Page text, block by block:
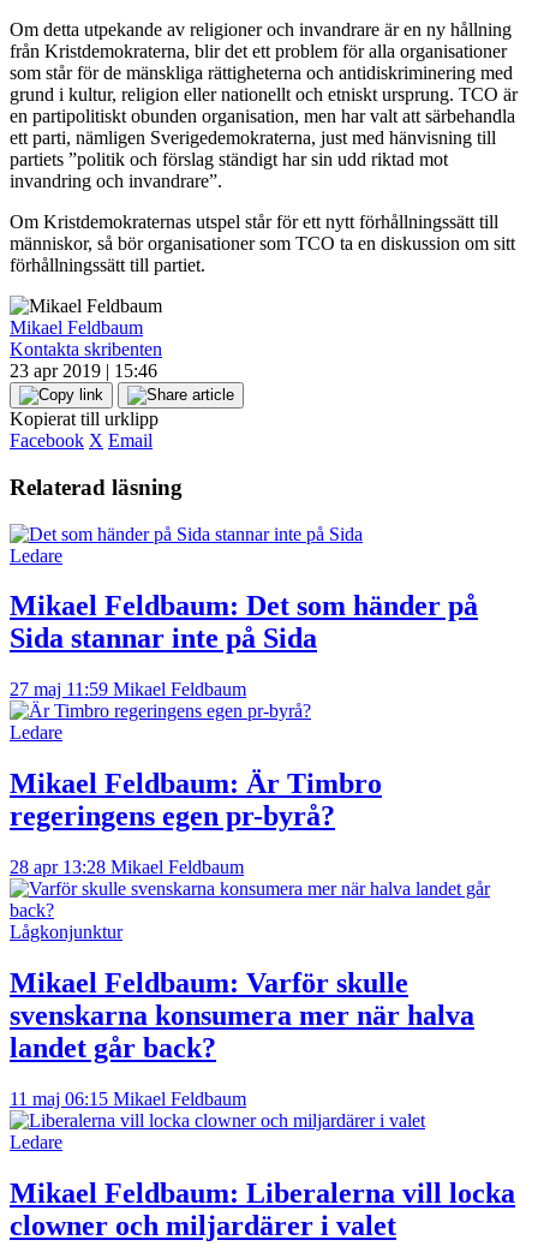
Om detta utpekande av religioner och invandrare är en ny hållning
från Kristdemokraterna, blir det ett problem för alla organisationer
som står för de mänskliga rättigheterna och antidiskriminering med
grund i kultur, religion eller nationellt och etniskt ursprung. TCO är
en partipolitiskt obunden organisation, men har valt att särbehandla
ett parti, nämligen Sverigedemokraterna, just med hänvisning till
partiets ”politik och förslag ständigt har sin udd riktad mot
invandring och invandrare”.
Om Kristdemokraternas utspel står för ett nytt förhållningssätt till
människor, så bör organisationer som TCO ta en diskussion om sitt
förhållningssätt till partiet.
Mikael Feldbaum
Kontakta skribenten
23 apr 2019 | 15:46
Kopierat till urklipp
Facebook X Email
Relaterad läsning
Ledare
Mikael Feldbaum: Det som händer på
Sida stannar inte på Sida
27 maj 11:59 Mikael Feldbaum
Ledare
Mikael Feldbaum: Är Timbro
regeringens egen pr-byrå?
28 apr 13:28 Mikael Feldbaum
Lågkonjunktur
Mikael Feldbaum: Varför skulle
svenskarna konsumera mer när halva
landet går back?
11 maj 06:15 Mikael Feldbaum
Ledare
Mikael Feldbaum: Liberalerna vill locka
clowner och miljardärer i valet